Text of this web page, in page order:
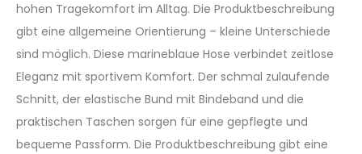
hohen Tragekomfort im Alltag. Die Produktbeschreibung
gibt eine allgemeine Orientierung – kleine Unterschiede
sind möglich. Diese marineblaue Hose verbindet zeitlose
Eleganz mit sportivem Komfort. Der schmal zulaufende
Schnitt, der elastische Bund mit Bindeband und die
praktischen Taschen sorgen für eine gepflegte und
bequeme Passform. Die Produktbeschreibung gibt eine